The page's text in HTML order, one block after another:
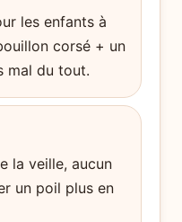
les enfants à
corsé + un
mal du tout.
la veille, aucun
un poil plus en